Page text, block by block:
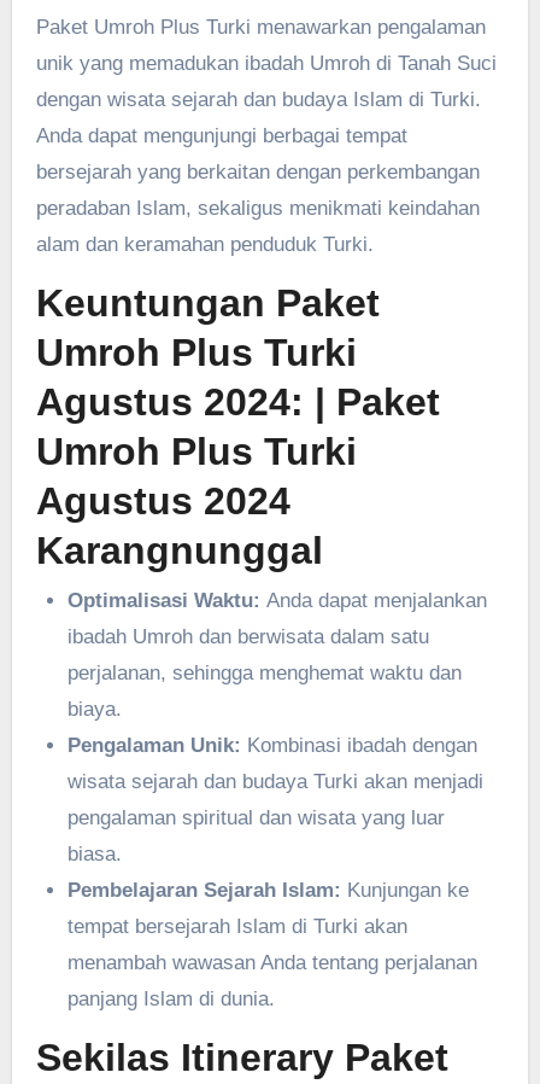
Paket Umroh Plus Turki menawarkan pengalaman
unik yang memadukan ibadah Umroh di Tanah Suci
dengan wisata sejarah dan budaya Islam di Turki.
Anda dapat mengunjungi berbagai tempat
bersejarah yang berkaitan dengan perkembangan
peradaban Islam, sekaligus menikmati keindahan
alam dan keramahan penduduk Turki.
Keuntungan Paket
Umroh Plus Turki
Agustus 2024: | Paket
Umroh Plus Turki
Agustus 2024
Karangnunggal
Optimalisasi Waktu: Anda dapat menjalankan
ibadah Umroh dan berwisata dalam satu
perjalanan, sehingga menghemat waktu dan
biaya.
Pengalaman Unik: Kombinasi ibadah dengan
wisata sejarah dan budaya Turki akan menjadi
pengalaman spiritual dan wisata yang luar
biasa.
Pembelajaran Sejarah Islam: Kunjungan ke
tempat bersejarah Islam di Turki akan
menambah wawasan Anda tentang perjalanan
panjang Islam di dunia.
Sekilas Itinerary Paket